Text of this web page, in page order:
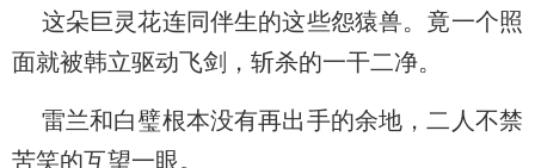
这朵巨灵花连同伴生的这些怨猿兽。竟一个照
面就被韩立驱动飞剑，斩杀的一干二净。
雷兰和白璧根本没有再出手的余地，二人不禁
苦笑的互望一眼。